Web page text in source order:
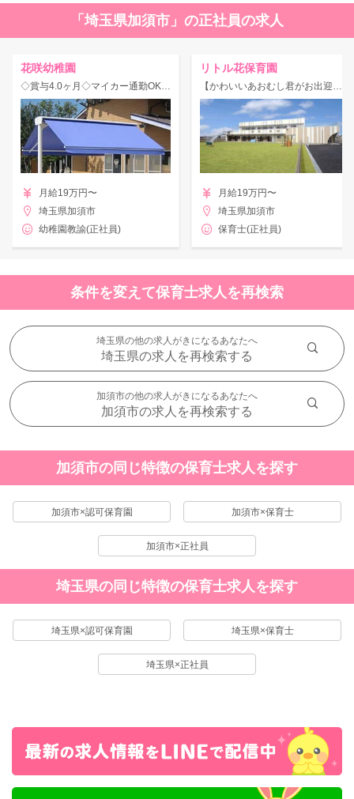
「埼玉県加須市」の正社員の求人
花咲幼稚園
◇賞与4.0ヶ月◇マイカー通勤OK◎土日祝休み★計8クラス定員210名、加須市唯一の私立幼稚園♪
月給19万円〜
埼玉県加須市
幼稚園教諭(正社員)
リトル花保育園
【かわいいあおむし君がお出迎え♪】おもいっきり遊べる、広い芝生の園庭が自慢！
月給19万円〜
埼玉県加須市
保育士(正社員)
条件を変えて保育士求人を再検索
埼玉県の他の求人がきになるあなたへ
埼玉県の求人を再検索する
加須市の他の求人がきになるあなたへ
加須市の求人を再検索する
加須市の同じ特徴の保育士求人を探す
加須市×認可保育園 加須市×保育士
加須市×正社員
埼玉県の同じ特徴の保育士求人を探す
埼玉県×認可保育園 埼玉県×保育士
埼玉県×正社員